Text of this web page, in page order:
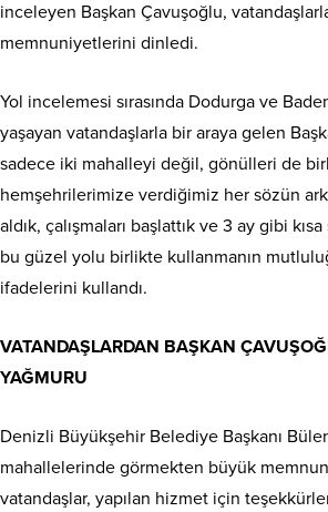
inceleyen Başkan Çavuşoğlu,
memnuniyetlerini dinledi.
Yol incelemesi sırasında Dodurga ve
yaşayan vatandaşlarla bir araya gelen
sadece iki mahalleyi değil, gönülleri de
hemşehrilerimize verdiğimiz her sözün
aldık, çalışmaları başlattık ve 3 ay gibi
bu güzel yolu birlikte kullanmanın
ifadelerini kullandı.
VATANDAŞLARDAN BAŞKAN
YAĞMURU
Denizli Büyükşehir Belediye Başkanı
mahallelerinde görmekten büyük
vatandaşlar, yapılan hizmet için